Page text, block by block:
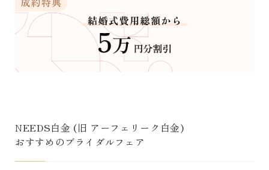
NEEDS白金 (旧 アーフェリーク白金)
おすすめのブライダルフェア